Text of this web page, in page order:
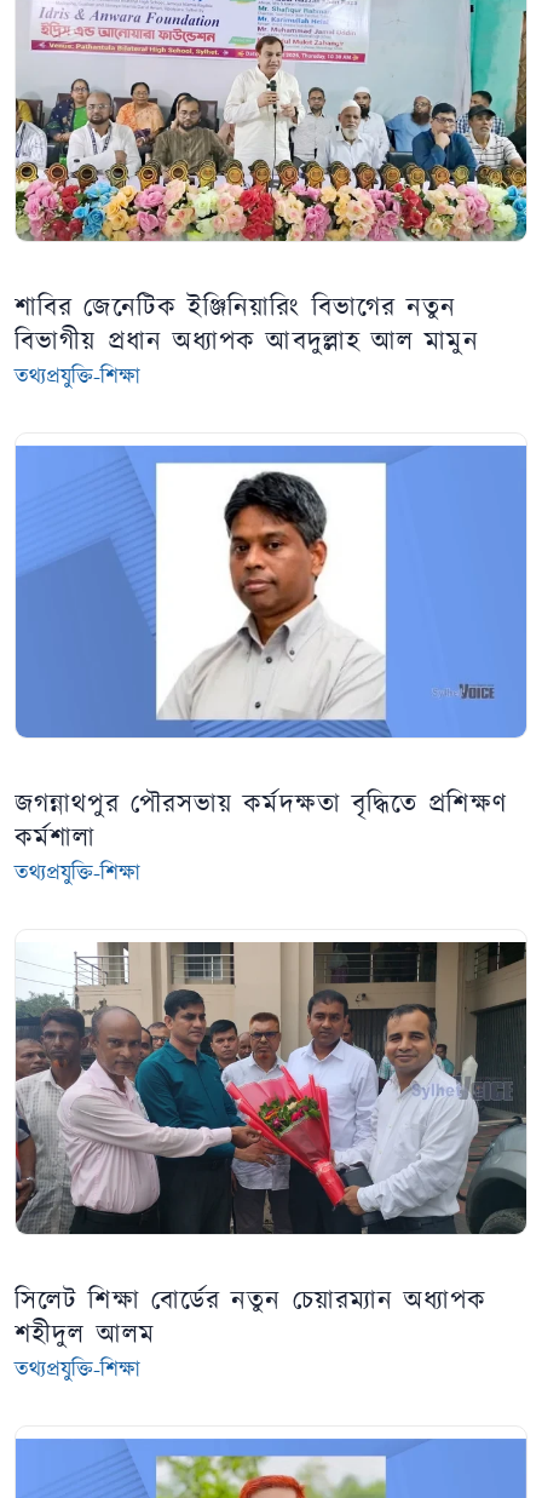
শাবির জেনেটিক ইঞ্জিনিয়ারিং বিভাগের নতুন
বিভাগীয় প্রধান অধ্যাপক আবদুল্লাহ আল মামুন
তথ্যপ্রযুক্তি-শিক্ষা
জগন্নাথপুর পৌরসভায় কর্মদক্ষতা বৃদ্ধিতে প্রশিক্ষণ
কর্মশালা
তথ্যপ্রযুক্তি-শিক্ষা
সিলেট শিক্ষা বোর্ডের নতুন চেয়ারম্যান অধ্যাপক
শহীদুল আলম
তথ্যপ্রযুক্তি-শিক্ষা